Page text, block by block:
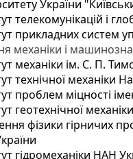
України
телекомунікацій і
прикладних систем
механіки і
механіки ім. С. П.
технічної механіки
проблем міцності
геотехнічної
фізики гірничих
гідромеханіки НАН